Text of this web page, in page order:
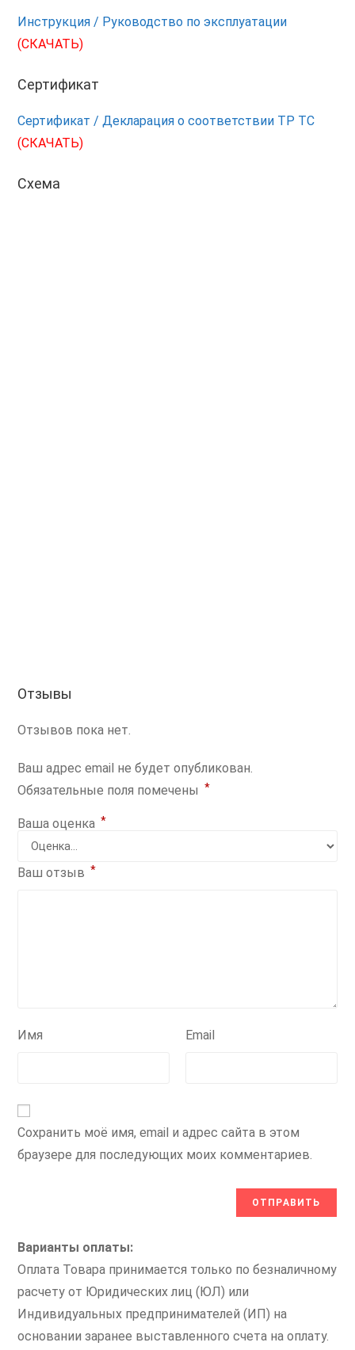
Инструкция / Руководство по эксплуатации
(СКАЧАТЬ)
Сертификат
Сертификат / Декларация о соответствии ТР ТС
(СКАЧАТЬ)
Схема
Отзывы
Отзывов пока нет.
Ваш адрес email не будет опубликован.
Обязательные поля помечены *
Ваша оценка *
Ваш отзыв *
Имя Email
Сохранить моё имя, email и адрес сайта в этом
браузере для последующих моих комментариев.
Варианты оплаты:
Оплата Товара принимается только по безналичному
расчету от Юридических лиц (ЮЛ) или
Индивидуальных предпринимателей (ИП) на
основании заранее выставленного счета на оплату.